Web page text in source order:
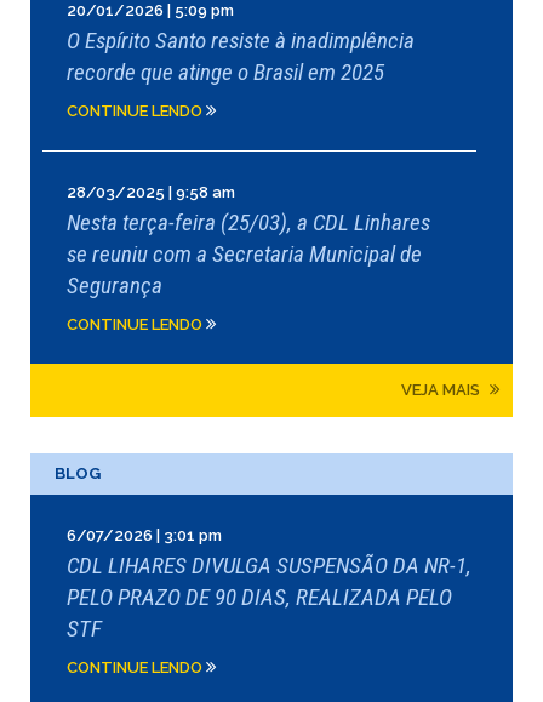
20/01/2026 | 5:09 pm
O Espírito Santo resiste à inadimplência
recorde que atinge o Brasil em 2025
CONTINUE LENDO
28/03/2025 | 9:58 am
Nesta terça-feira (25/03), a CDL Linhares
se reuniu com a Secretaria Municipal de
Segurança
CONTINUE LENDO
VEJA MAIS
BLOG
6/07/2026 | 3:01 pm
CDL LIHARES DIVULGA SUSPENSÃO DA NR-1,
PELO PRAZO DE 90 DIAS, REALIZADA PELO
STF
CONTINUE LENDO